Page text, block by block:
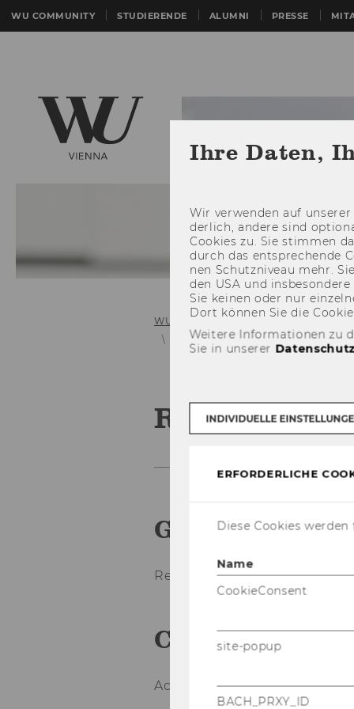
WU COMMUNITY STUDIERENDE ALUMNI PRESSE
WU (Wirtschaftsuniversität Wien)
R - 19 Entries
Report Painter
Report
Ger­man
Re­port Pain­ter
Ca­te­go­ry
Ac­coun­ting with SAP R/3
Ihre Daten,
Wir ver­wen­den auf
der­lich, an­de­re sind
Coo­kies zu. Sie stim­men
durch das ent­spre­chen­de
nen Schutz­ni­veau mehr.
den USA und
Sie kei­nen oder nur
Dort kön­nen Sie die
Weitere Informationen zu
Sie in unserer
INDIVIDUELLE
ERFORDERLICHE
Diese Cookies
Name
CookieConsent
site-popup
BACH_PRXY_ID